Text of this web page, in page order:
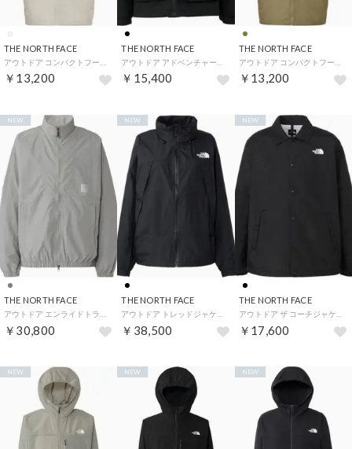
THE NORTH FACE
￥13,200
THE NORTH FACE
￥15,400
THE NORTH FACE
￥13,200
THE NORTH FACE
￥30,800
NEW
THE NORTH FACE
￥38,500
NEW
THE NORTH FACE
￥17,600
NEW
NEW NEW NEW